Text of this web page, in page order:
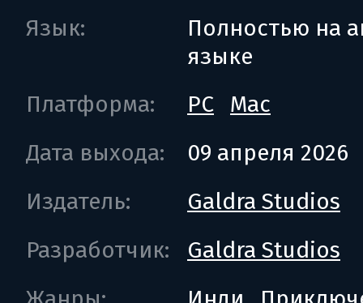
Язык:
Полностью на
языке
Платформа:
PC
Mac
Дата выхода:
09 апреля 2026
Издатель:
Galdra Studios
Разработчик:
Galdra Studios